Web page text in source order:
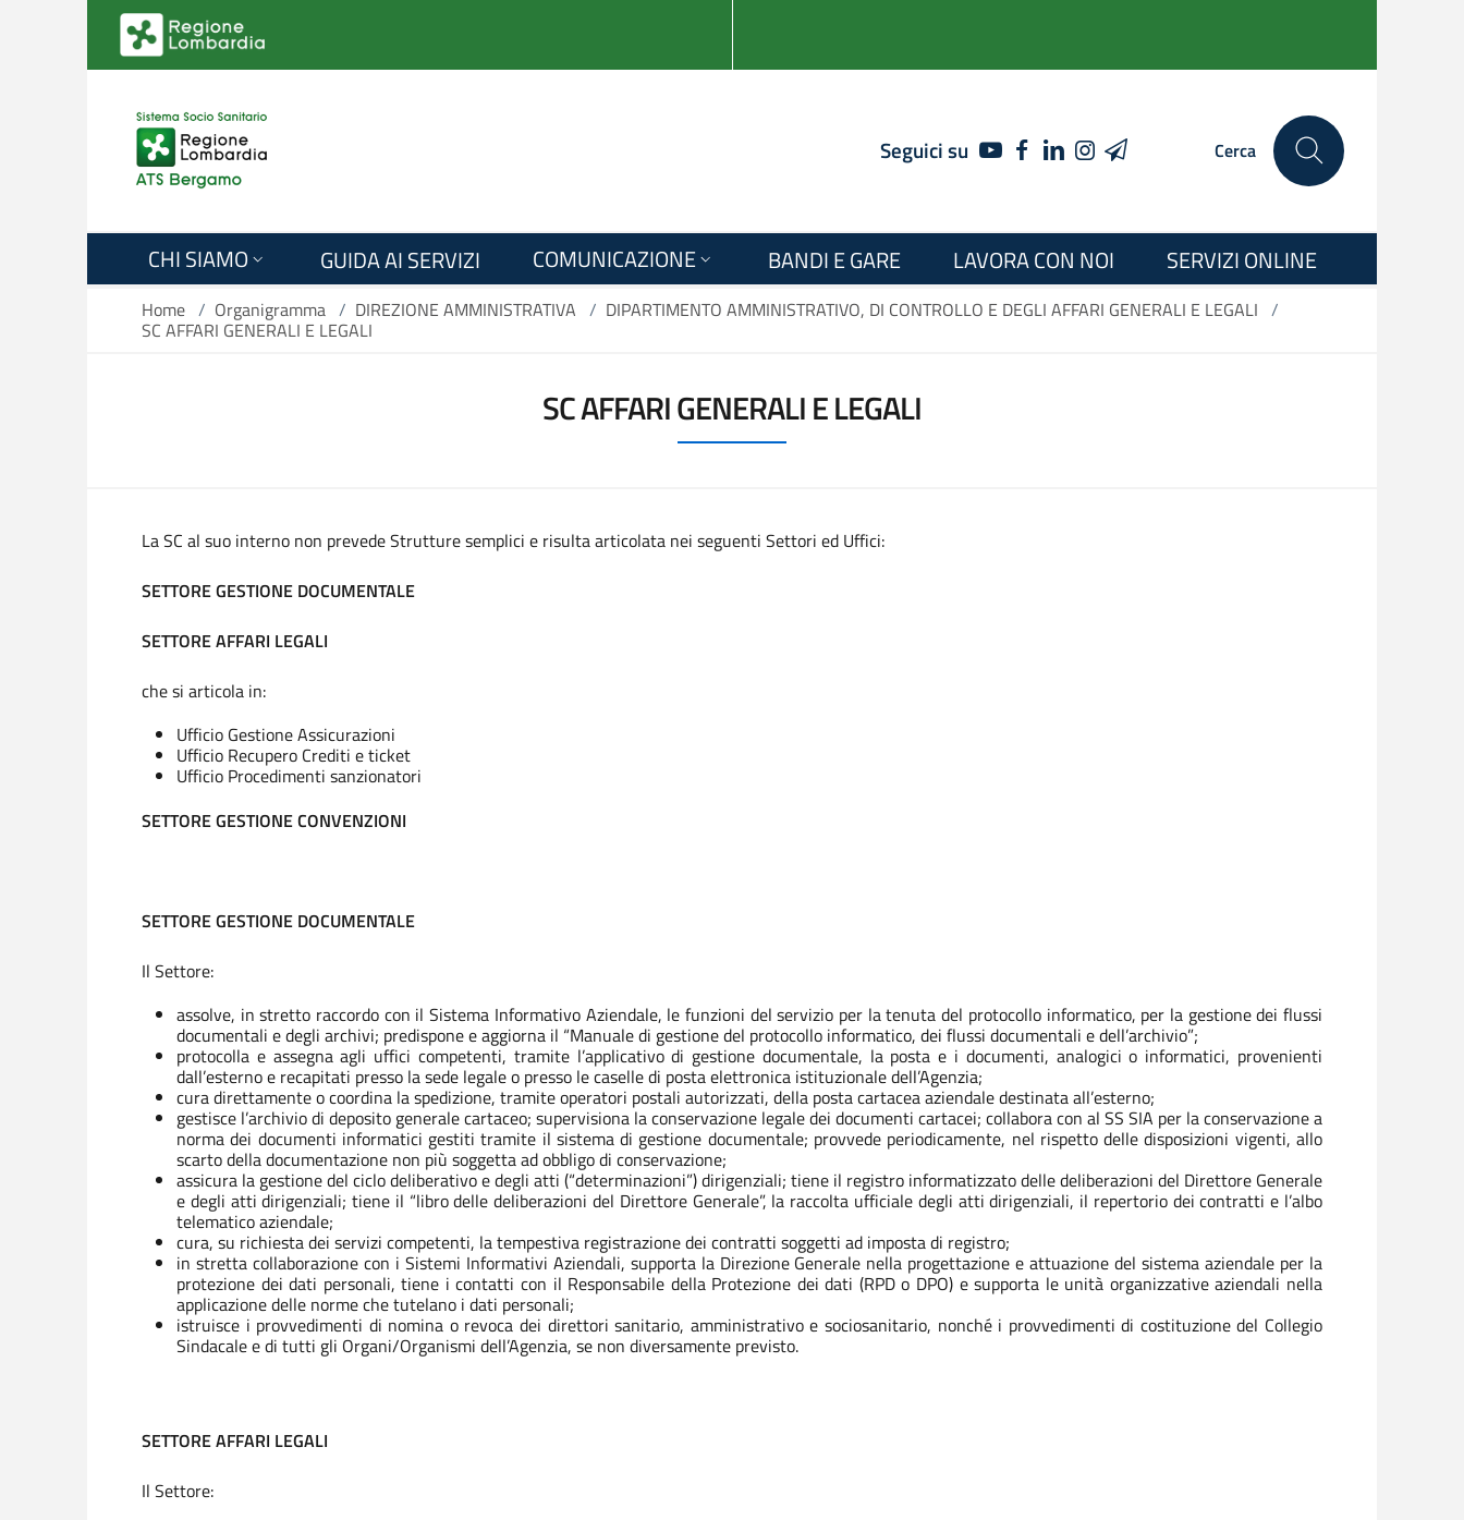
Salta al contenuto principale
Seguici su YOUTUBEFACEBOOK
LINKEDIN
INSTAGRAM
TELEGRAM Cerca
CHI SIAMO GUIDA AI SERVIZI COMUNICAZIONE BANDI E GARE LAVORA CON NOI SERVIZI ONLINE
Home / Organigramma / DIREZIONE AMMINISTRATIVA / DIPARTIMENTO AMMINISTRATIVO, DI CONTROLLO E DEGLI AFFARI GENERALI E LEGALI /
SC AFFARI GENERALI E LEGALI
SC AFFARI GENERALI E LEGALI
La SC al suo interno non prevede Strutture semplici e risulta articolata nei seguenti Settori ed Uffici:
SETTORE GESTIONE DOCUMENTALE
SETTORE AFFARI LEGALI
che si articola in:
Ufficio Gestione Assicurazioni
Ufficio Recupero Crediti e ticket
Ufficio Procedimenti sanzionatori
SETTORE GESTIONE CONVENZIONI
SETTORE GESTIONE DOCUMENTALE
Il Settore:
assolve, in stretto raccordo con il Sistema Informativo Aziendale, le funzioni del servizio per la tenuta del protocollo informatico, per la gestione dei flussi
documentali e degli archivi; predispone e aggiorna il “Manuale di gestione del protocollo informatico, dei flussi documentali e dell’archivio”;
protocolla e assegna agli uffici competenti, tramite l’applicativo di gestione documentale, la posta e i documenti, analogici o informatici, provenienti
dall’esterno e recapitati presso la sede legale o presso le caselle di posta elettronica istituzionale dell’Agenzia;
cura direttamente o coordina la spedizione, tramite operatori postali autorizzati, della posta cartacea aziendale destinata all’esterno;
gestisce l’archivio di deposito generale cartaceo; supervisiona la conservazione legale dei documenti cartacei; collabora con al SS SIA per la conservazione a
norma dei documenti informatici gestiti tramite il sistema di gestione documentale; provvede periodicamente, nel rispetto delle disposizioni vigenti, allo
scarto della documentazione non più soggetta ad obbligo di conservazione;
assicura la gestione del ciclo deliberativo e degli atti (“determinazioni”) dirigenziali; tiene il registro informatizzato delle deliberazioni del Direttore Generale
e degli atti dirigenziali; tiene il “libro delle deliberazioni del Direttore Generale”, la raccolta ufficiale degli atti dirigenziali, il repertorio dei contratti e l’albo
telematico aziendale;
cura, su richiesta dei servizi competenti, la tempestiva registrazione dei contratti soggetti ad imposta di registro;
in stretta collaborazione con i Sistemi Informativi Aziendali, supporta la Direzione Generale nella progettazione e attuazione del sistema aziendale per la
protezione dei dati personali, tiene i contatti con il Responsabile della Protezione dei dati (RPD o DPO) e supporta le unità organizzative aziendali nella
applicazione delle norme che tutelano i dati personali;
istruisce i provvedimenti di nomina o revoca dei direttori sanitario, amministrativo e sociosanitario, nonché i provvedimenti di costituzione del Collegio
Sindacale e di tutti gli Organi/Organismi dell’Agenzia, se non diversamente previsto.
SETTORE AFFARI LEGALI
Il Settore: